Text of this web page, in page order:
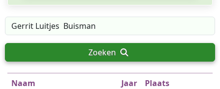
Zoeken
Naam Jaar
Plaats